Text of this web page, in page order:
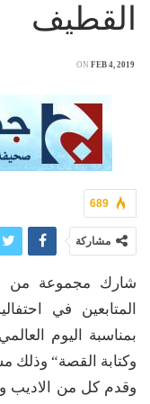
القطيف
ON FEB 4, 2019
689
مشاركة
شارك مجموعة من
المتابعين في
بمناسبة اليوم
وكتابة القصة“ وذلك
وقدم كل من الاديب